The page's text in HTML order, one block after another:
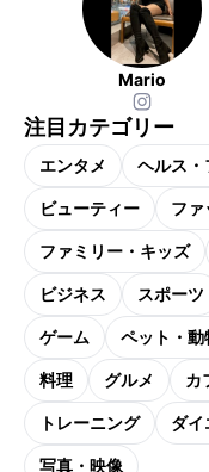
Mario
注目カテゴリー
エンタメ ヘルス・
ビューティー ファ
ファミリー・キッズ
ビジネス スポーツ
ゲーム ペット・動
料理 グルメ カ
トレーニング ダイ
写真・映像